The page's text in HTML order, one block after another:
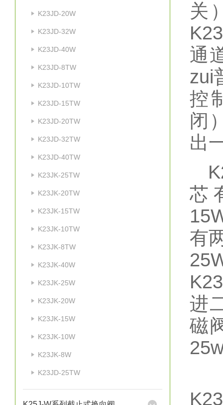
K23JD-20W
K23JD-32W
K23JD-40W
K23JD-8TW
K23JD-10TW
K23JD-15TW
K23JD-20TW
K23JD-32TW
K23JD-40TW
K23JK-25TW
K23JK-20TW
K23JK-15TW
K23JK-10TW
K23JK-8TW
K23JK-40W
K23JK-25W
K23JK-20W
K23JK-15W
K23JK-10W
K23JK-8W
K23JD-25TW
关
通
zui
控
闭
出
芯
有
进
磁